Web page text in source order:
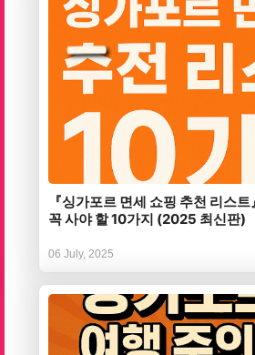
『싱가포르 면세 쇼핑 추천 리스
꼭 사야 할 10가지 (2025 최신판)
06 July, 2025